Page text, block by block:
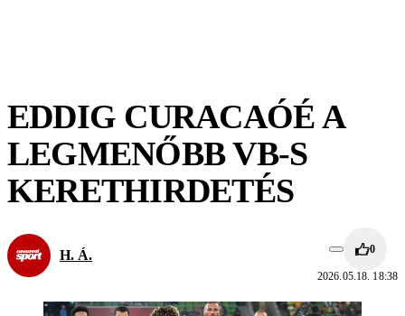
EDDIG CURACAÓÉ A
LEGMENŐBB VB-S
KERETHIRDETÉS
H. Á. 0
2026.05.18. 18:38